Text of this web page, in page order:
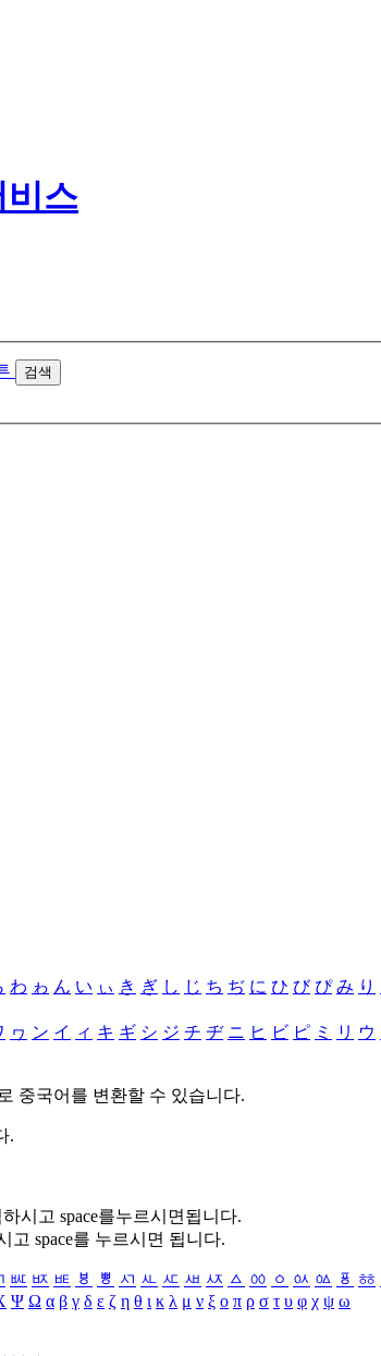
검색
わ ゎ ん い ぃ き ぎ し じ ち ぢ に ひ び ぴ み り
ヮ ン イ ィ キ ギ シ ジ チ ヂ ニ ヒ ビ ピ ミ リ ウ
중국어를 변환할 수 있습니다.
.
시고 space를누르시면됩니다.
고 space를 누르시면 됩니다.
ㅵ ㅶ ㅷ ㅸ ㅹ ㅺ ㅻ ㅼ ㅽ ㅾ ㅿ ㆀ ㆁ ㆂ ㆃ ㆄ ㆅ
Ψ Ω α β γ δ ε ζ η θ ι κ λ μ ν ξ ο π ρ σ τ υ φ χ ψ ω